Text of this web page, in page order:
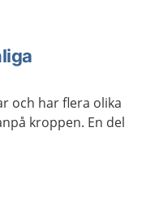
och har flera olika
kroppen. En del